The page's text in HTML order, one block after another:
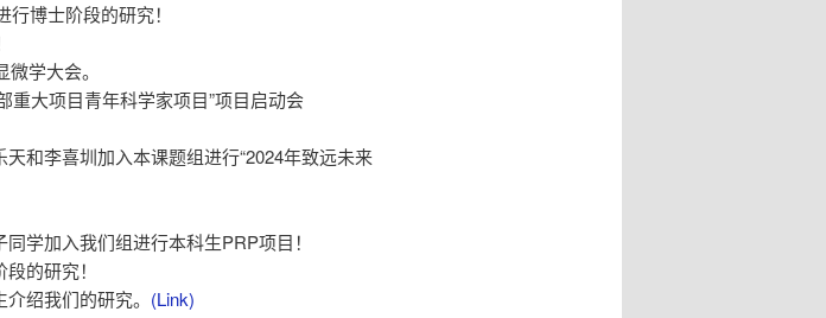
博士阶段的研究！
学大会。
重大项目青年科学家项目”项目启动会
和李喜圳加入本课题组进行“2024年致远未来
学加入我们组进行本科生PRP项目！
的研究！
绍我们的研究。 (Link)